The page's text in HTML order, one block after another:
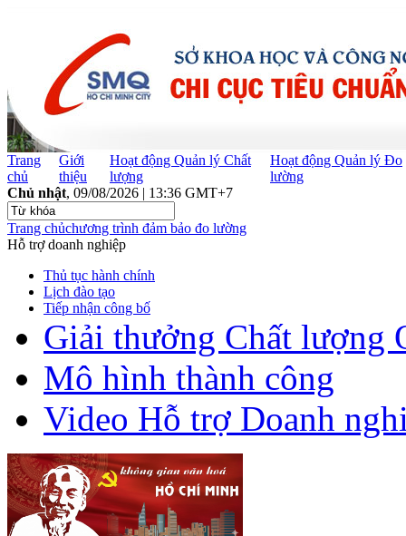
Trang
chủ
Giới
thiệu
Hoạt động Quản lý Chất
lượng
Hoạt động Quản lý Đo
lường
Chủ nhật, 09/08/2026 | 13:36 GMT+7
Trang chủchương trình đảm bảo đo lường
Hỗ trợ doanh nghiệp
Thủ tục hành chính
Lịch đào tạo
Tiếp nhận công bố
Giải thưởng Chất lượng
Mô hình thành công
Video Hỗ trợ Doanh